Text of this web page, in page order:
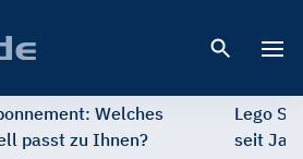
Welches
passt zu Ihnen?
Lego
seit